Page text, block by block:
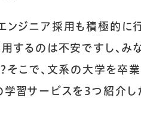
ジニア採用も積極的に
するのは不安ですし、み
そこで、文系の大学を卒
習サービスを3つ紹介し